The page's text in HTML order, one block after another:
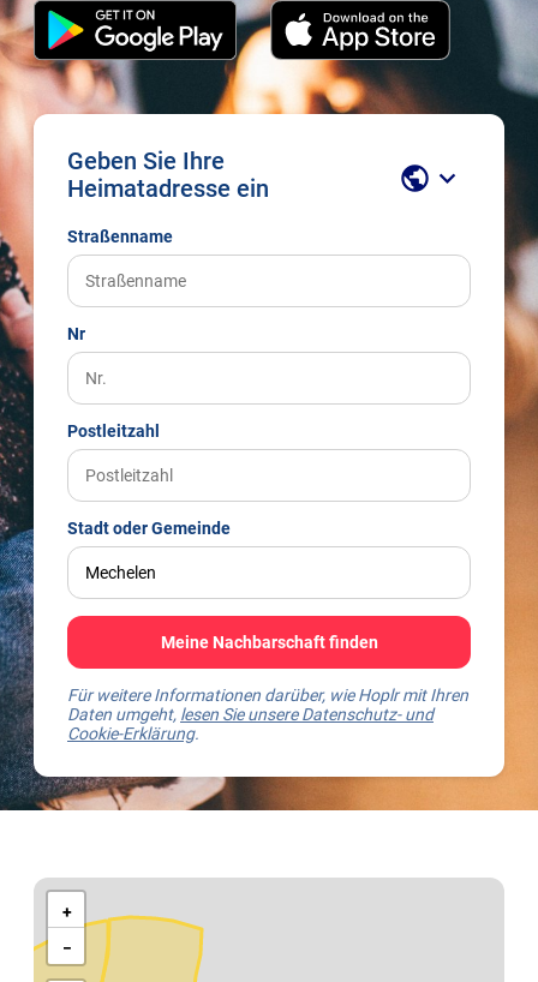
Geben Sie Ihre
Heimatadresse ein
public keyboard_arrow_down
Straßenname
Nr
Postleitzahl
Stadt oder Gemeinde
Meine Nachbarschaft finden
Für weitere Informationen darüber, wie Hoplr mit Ihren
Daten umgeht, lesen Sie unsere Datenschutz- und
Cookie-Erklärung.
Kaart
Mechelen
+
−